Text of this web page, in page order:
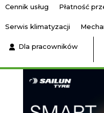
Cennik usług Płatność
Serwis klimatyzacji
Dla pracowników